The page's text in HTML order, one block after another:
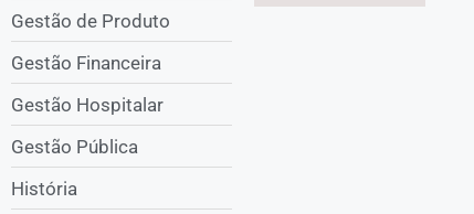
Gestão de Produto
Gestão Financeira
Gestão Hospitalar
Gestão Pública
História